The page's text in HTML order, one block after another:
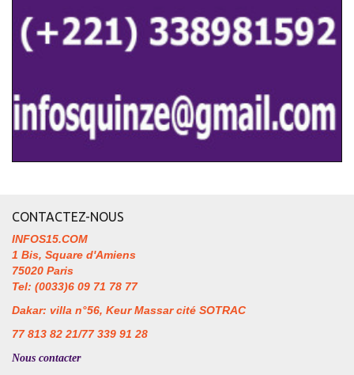
CONTACTEZ-NOUS
INFOS15.COM
1 Bis, Square d'Amiens
75020 Paris
Tel: (0033)6 09 71 78 77
Dakar: villa n°56, Keur Massar cité SOTRAC
77 813 82 21/77 339 91 28
Nous contacter